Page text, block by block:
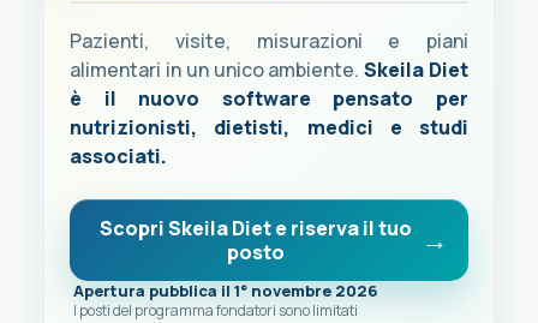
Pazienti, visite, misurazioni e piani
alimentari in un unico ambiente.Skeila Diet
è il nuovo software pensato per
nutrizionisti, dietisti, medici e studi
associati.
Scopri Skeila Diet e riserva il tuo
posto
Apertura pubblica il 1° novembre 2026
I posti del programma fondatori sono limitati